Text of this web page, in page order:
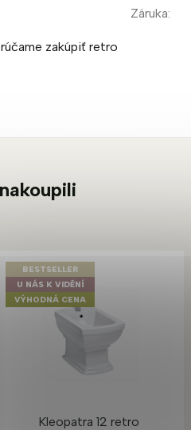
zakúpiť retro
Záruka:
BESTSELLER
U NÁS K VIDĚNÍ
VÝHODNÁ CENA
Kleopatra 12 retro